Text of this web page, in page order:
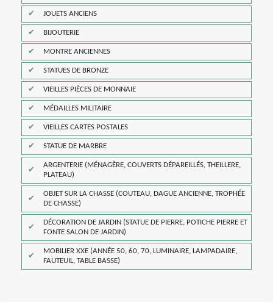
JOUETS ANCIENS
BIJOUTERIE
MONTRE ANCIENNES
STATUES DE BRONZE
VIEILLES PIÈCES DE MONNAIE
MÉDAILLES MILITAIRE
VIEILLES CARTES POSTALES
STATUE DE MARBRE
ARGENTERIE (MÉNAGÈRE, COUVERTS DÉPAREILLÉS, THEILLERE,
PLATEAU)
OBJET SUR LA CHASSE (COUTEAU, DAGUE ANCIENNE, TROPHÉE
DE CHASSE)
DÉCORATION DE JARDIN (STATUE DE PIERRE, POTICHE PIERRE ET
FONTE SALON DE JARDIN)
MOBILIER XXE (ANNÉE 50, 60, 70, LUMINAIRE, LAMPADAIRE,
FAUTEUIL, TABLE BASSE)